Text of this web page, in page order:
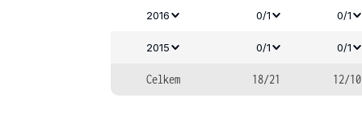
2016 0/1 0/1
2015 0/1 0/1
Celkem 18/21 12/10